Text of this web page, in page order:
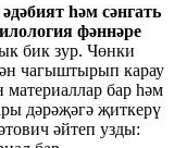
һәм сәнгать
фәннәре
бик зур. Чөнки
чагыштырып карау
материаллар бар һәм
дәрәҗәгә җиткерү
әйтеп узды: